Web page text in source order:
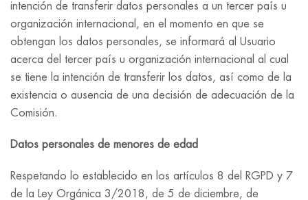
intención de transferir datos personales a un tercer país u
organización internacional, en el momento en que se
obtengan los datos personales, se informará al Usuario
acerca del tercer país u organización internacional al cual
se tiene la intención de transferir los datos, así como de la
existencia o ausencia de una decisión de adecuación de la
Comisión.
Datos personales de menores de edad
Respetando lo establecido en los artículos 8 del RGPD y 7
de la Ley Orgánica 3/2018, de 5 de diciembre, de